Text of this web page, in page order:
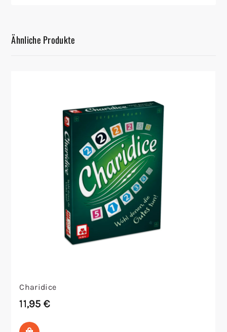
Ähnliche Produkte
Charidice
11,95€